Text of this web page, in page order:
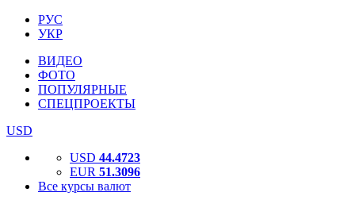
РУС
УКР
ВИДЕО
ФОТО
ПОПУЛЯРНЫЕ
СПЕЦПРОЕКТЫ
USD
USD 44.4723
EUR 51.3096
Все курсы валют